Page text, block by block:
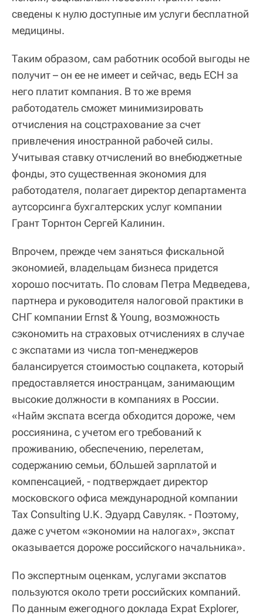
сведены к нулю доступные им услуги бесплатной
медицины.
Таким образом, сам работник особой выгоды не
получит – он ее не имеет и сейчас, ведь ЕСН за
него платит компания. В то же время
работодатель сможет минимизировать
отчисления на соцстрахование за счет
привлечения иностранной рабочей силы.
Учитывая ставку отчислений во внебюджетные
фонды, это существенная экономия для
работодателя, полагает директор департамента
аутсорсинга бухгалтерских услуг компании
Грант Торнтон Сергей Калинин.
Впрочем, прежде чем заняться фискальной
экономией, владельцам бизнеса придется
хорошо посчитать. По словам Петра Медведева,
партнера и руководителя налоговой практики в
СНГ компании Ernst & Young, возможность
сэкономить на страховых отчислениях в случае
с экспатами из числа топ-менеджеров
балансируется стоимостью соцпакета, который
предоставляется иностранцам, занимающим
высокие должности в компаниях в России.
«Найм экспата всегда обходится дороже, чем
россиянина, с учетом его требований к
проживанию, обеспечению, перелетам,
содержанию семьи, бОльшей зарплатой и
компенсацией, - подтверждает директор
московского офиса международной компании
Tax Consulting U.K. Эдуард Савуляк. - Поэтому,
даже с учетом «экономии на налогах», экспат
оказывается дороже российского начальника».
По экспертным оценкам, услугами экспатов
пользуются около трети российских компаний.
По данным ежегодного доклада Expat Explorer,